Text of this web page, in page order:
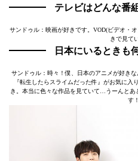
テレビはどんな番
サンドゥル：映画が好きです。VOD(ビデオ・
きで見て
日本にいるときも
サンドゥル：時々！僕、日本のアニメが好き
『転生したらスライムだった件』がお気に
き。本当に色々な作品を見ていて…うーんと
す！